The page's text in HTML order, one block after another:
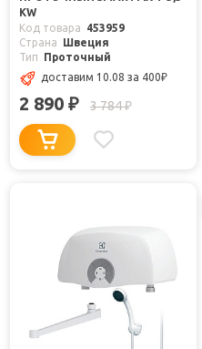
KW
Код товара
453959
Страна
Швеция
Тип
Проточный
доставим 10.08 за 400₽
2 890 ₽ 3 784₽